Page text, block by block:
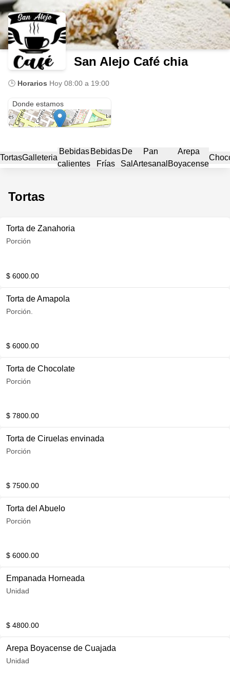
San Alejo Café chia
🕒 Horarios Hoy 08:00 a 19:00
Donde estamos
TortasGalleteria
Bebidas
calientes
Bebidas
Frías
De
Sal
Pan
Artesanal
Arepa
Boyacense
Tortas
Torta de Zanahoria
Porción
$ 6000.00
Torta de Amapola
Porción.
$ 6000.00
Torta de Chocolate
Porción
$ 7800.00
Torta de Ciruelas envinada
Porción
$ 7500.00
Torta del Abuelo
Porción
$ 6000.00
Empanada Horneada
Unidad
$ 4800.00
Arepa Boyacense de Cuajada
Unidad